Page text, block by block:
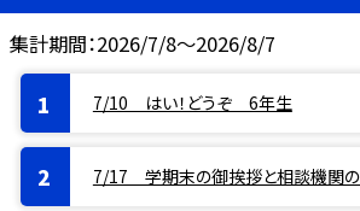
集計期間：2026/7/8～2026/8/7
7/10 はい！どうぞ 6年生
7/17 学期末の御挨拶と相談機関